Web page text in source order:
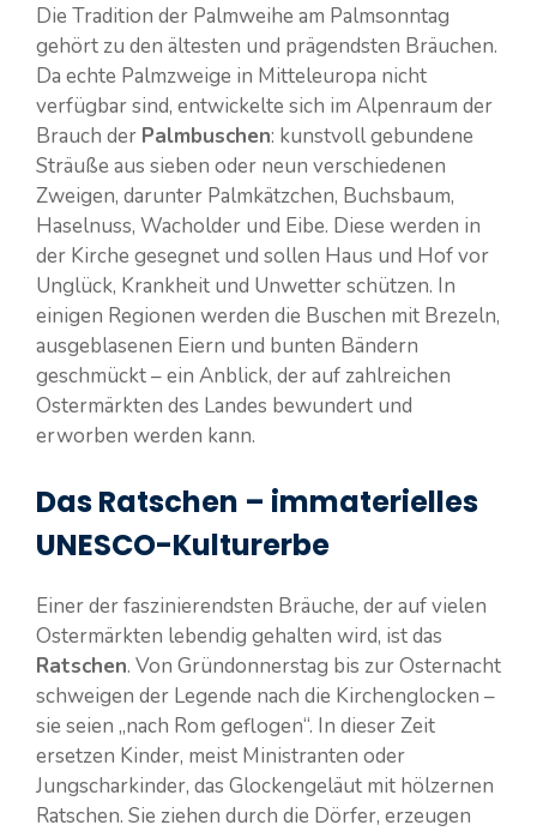
Die Tradition der Palmweihe am Palmsonntag
gehört zu den ältesten und prägendsten Bräuchen.
Da echte Palmzweige in Mitteleuropa nicht
verfügbar sind, entwickelte sich im Alpenraum der
Brauch der Palmbuschen: kunstvoll gebundene
Sträuße aus sieben oder neun verschiedenen
Zweigen, darunter Palmkätzchen, Buchsbaum,
Haselnuss, Wacholder und Eibe. Diese werden in
der Kirche gesegnet und sollen Haus und Hof vor
Unglück, Krankheit und Unwetter schützen. In
einigen Regionen werden die Buschen mit Brezeln,
ausgeblasenen Eiern und bunten Bändern
geschmückt – ein Anblick, der auf zahlreichen
Ostermärkten des Landes bewundert und
erworben werden kann.
Das Ratschen – immaterielles
UNESCO-Kulturerbe
Einer der faszinierendsten Bräuche, der auf vielen
Ostermärkten lebendig gehalten wird, ist das
Ratschen. Von Gründonnerstag bis zur Osternacht
schweigen der Legende nach die Kirchenglocken –
sie seien „nach Rom geflogen“. In dieser Zeit
ersetzen Kinder, meist Ministranten oder
Jungscharkinder, das Glockengeläut mit hölzernen
Ratschen. Sie ziehen durch die Dörfer, erzeugen